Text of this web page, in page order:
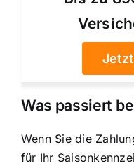
Was passiert
Wenn Sie die
für Ihr